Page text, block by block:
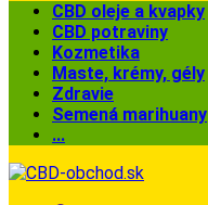
CBD oleje a kvapky
CBD potraviny
Kozmetika
Maste, krémy, gély
Zdravie
Semená marihuany
...